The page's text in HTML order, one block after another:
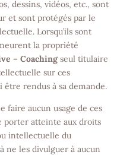
dessins, vidéos, etc., sont
et sont protégés par le
Lorsqu’ils sont
la propriété
– Coaching seul titulaire
sur ces
rendus à sa demande.
faire aucun usage de ces
porter atteinte aux droits
intellectuelle du
ne les divulguer à aucun